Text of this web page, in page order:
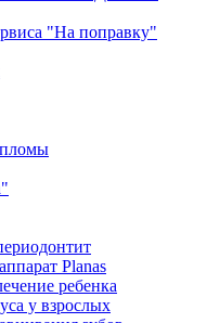
"На поправку"
Planas
ребенка
у взрослых